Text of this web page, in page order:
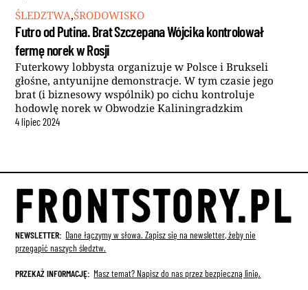
ŚLEDZTWA,ŚRODOWISKO
Futro od Putina. Brat Szczepana Wójcika kontrolował
fermę norek w Rosji
Futerkowy lobbysta organizuje w Polsce i Brukseli
głośne, antyunijne demonstracje. W tym czasie jego
brat (i biznesowy wspólnik) po cichu kontroluje
hodowlę norek w Obwodzie Kaliningradzkim
4lipiec2024
NEWSLETTER: Dane łączymy w słowa. Zapisz się na newsletter, żeby nie
przegapić naszych śledztw.
PRZEKAŻ INFORMACJĘ: Masz temat? Napisz do nas przez bezpieczną linię.